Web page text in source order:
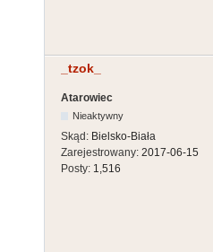
_tzok_
Atarowiec
Nieaktywny
Skąd: Bielsko-Biała
Zarejestrowany: 2017-06-15
Posty: 1,516